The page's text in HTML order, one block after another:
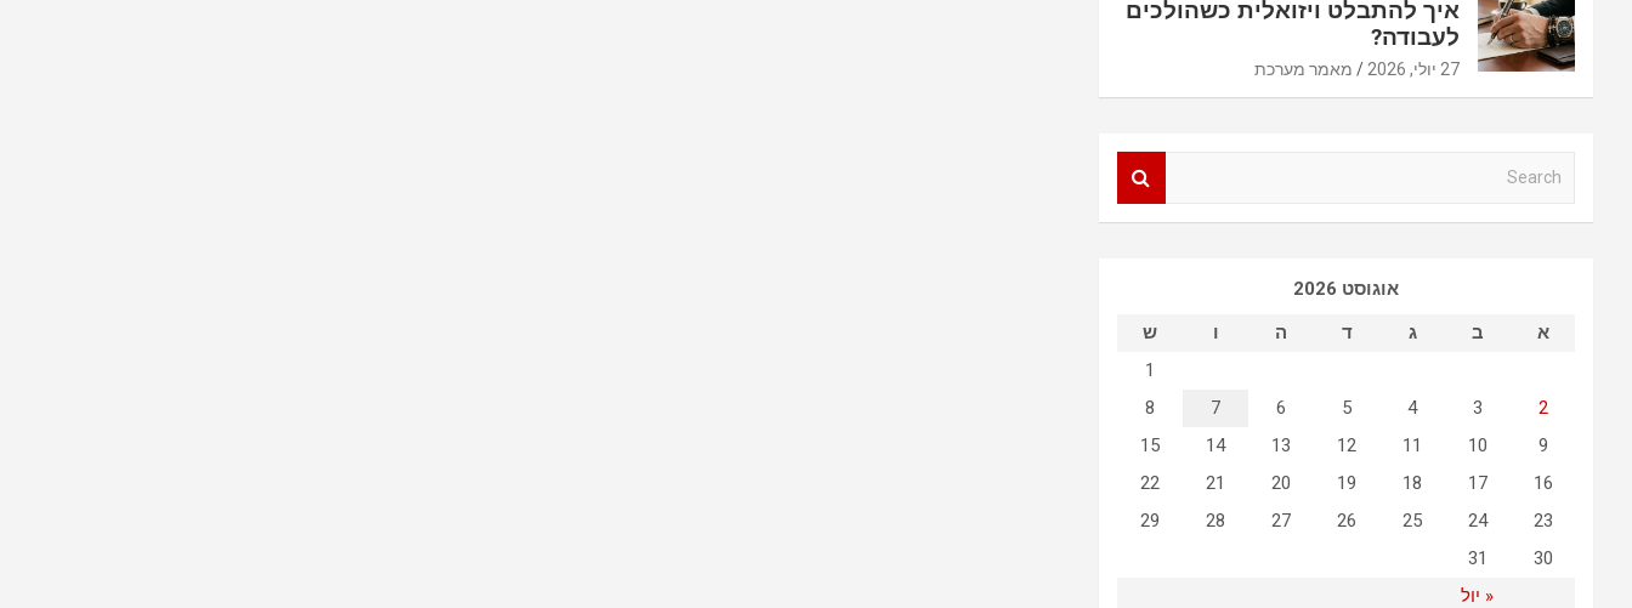
איך להתבלט ויזואלית כשהולכים
לעבודה?
27 יולי, 2026 מאמר מערכת
אוגוסט 2026
א
ב ג ד ה ו ש
« יול
1
2
3
4
5
6
7
8
9
10
11
12
13
14
15
16
17
18
19
20
21
22
23
24
25
26
27
28
29
30
31